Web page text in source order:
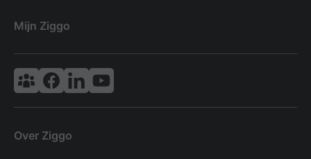
Mijn Ziggo
Vodafone & Ziggo Community
Ziggo Facebook
VodafoneZiggo LinkedIn
Ziggo YouTube
Over Ziggo